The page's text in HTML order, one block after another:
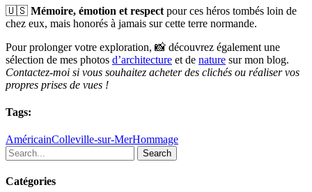
🇺🇸 Mémoire, émotion et respect pour ces héros tombés loin de
chez eux, mais honorés à jamais sur cette terre normande.
Pour prolonger votre exploration, 📸 découvrez également une
sélection de mes photos d’architecture et de nature sur mon blog.
Contactez-moi si vous souhaitez acheter des clichés ou réaliser vos
propres prises de vues !
Tags:
AméricainColleville-sur-MerHommage
Search
Catégories